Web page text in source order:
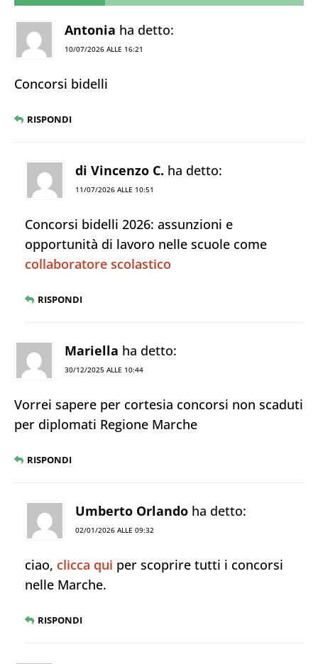
Antonia ha detto:
10/07/2026 ALLE 16:21
Concorsi bidelli
RISPONDI
di Vincenzo C. ha detto:
11/07/2026 ALLE 10:51
Concorsi bidelli 2026: assunzioni e
opportunità di lavoro nelle scuole come
collaboratore scolastico
RISPONDI
Mariella ha detto:
30/12/2025 ALLE 10:44
Vorrei sapere per cortesia concorsi non scaduti
per diplomati Regione Marche
RISPONDI
Umberto Orlando ha detto:
02/01/2026 ALLE 09:32
ciao, clicca qui per scoprire tutti i concorsi
nelle Marche.
RISPONDI